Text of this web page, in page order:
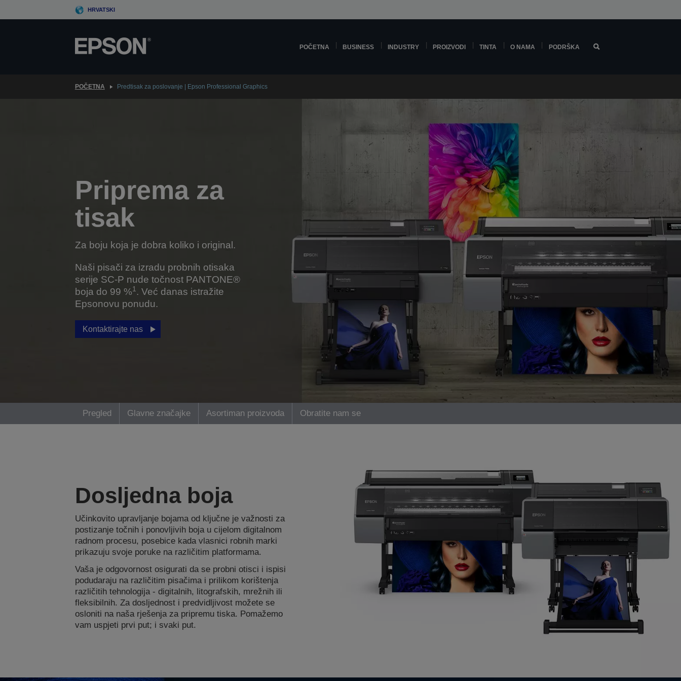
to
HRVATSKI
POČETNA BUSINESS INDUSTRY PROIZVODI TINTA O NAMA PODRŠKA
POČETNA Predtisak za poslovanje | Epson Professional Graphics
Priprema za
tisak
Za boju koja je dobra koliko i original.
Naši pisači za izradu probnih otisaka
serije SC-P nude točnost PANTONE®
boja do 99 %1 . Već danas istražite
Epsonovu ponudu.
Kontaktirajte nas
Pregled Glavne značajke Asortiman proizvoda Obratite nam se
Dosljedna boja
Učinkovito upravljanje bojama od ključne je važnosti za
postizanje točnih i ponovljivih boja u cijelom digitalnom
radnom procesu, posebice kada vlasnici robnih marki
prikazuju svoje poruke na različitim platformama.
Vaša je odgovornost osigurati da se probni otisci i ispisi
podudaraju na različitim pisačima i prilikom korištenja
različitih tehnologija - digitalnih, litografskih, mrežnih ili
fleksibilnih. Za dosljednost i predvidljivost možete se
osloniti na naša rješenja za pripremu tiska. Pomažemo
vam uspjeti prvi put; i svaki put.